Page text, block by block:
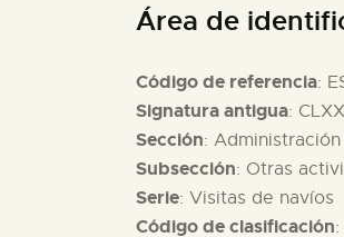
Área de
Código de referencia:
Signatura antigua:
Sección:
Subsección: Otras
Serie: Visitas de navíos
Código de clasificación